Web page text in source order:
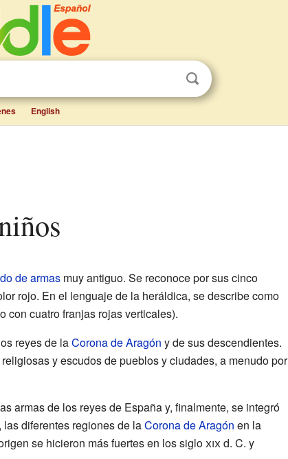
English
de armasmuy antiguo. Se reconoce por sus cinco
rojo. En el lenguaje de la heráldica, se describe como
con cuatro franjas rojas verticales).
reyes de laCorona de Aragón y de sus descendientes.
y escudos de pueblos y ciudades, a menudo por
armas de los reyes de España y, finalmente, se integró
diferentes regiones de laCorona de Aragón en la
se hicieron más fuertes en los sigloxixd. C. y